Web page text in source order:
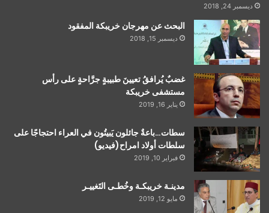
ديسمبر 24, 2018
البحث عن مهرجان خريبكة المفقود
ديسمبر 15, 2018
غضبٌ يُرافقُ تعيينَ طبيبةٍ جرَّاحةٍ على رأس
مستشفى خريبكة
يناير 16, 2019
سطات…باعةٌ جائلون يَبيتُون في العراء احتجاجًا على
سلطات أولاد امراح(فيديو)
فبراير 10, 2019
مدينـة خريبكـة وخُطـى التَغييـر
مايو 12, 2019